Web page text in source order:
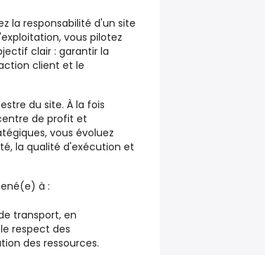
la responsabilité d'un site
vous pilotez
clair : garantir la
client et le
du site. À la fois
de profit et
vous évoluez
la qualité d'exécution et
à :
transport, en
respect des
des ressources.